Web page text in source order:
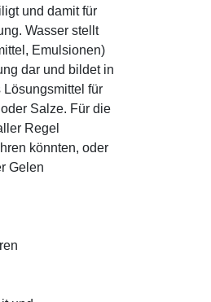
und damit für
Wasser stellt
Emulsionen)
dar und bildet in
für
Salze. Für die
Regel
könnten, oder
Gelen